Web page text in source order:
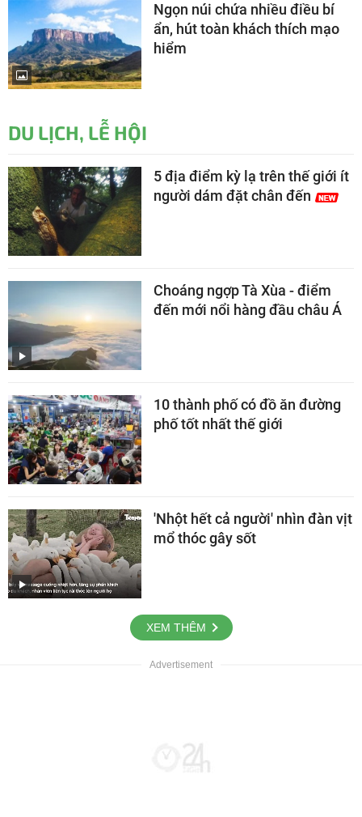
Ngọn núi chứa nhiều điều bí
ẩn, hút toàn khách thích mạo
hiểm
DU LỊCH, LỄ HỘI
5 địa điểm kỳ lạ trên thế giới ít
người dám đặt chân đến
Choáng ngợp Tà Xùa - điểm
đến mới nổi hàng đầu châu Á
10 thành phố có đồ ăn đường
phố tốt nhất thế giới
'Nhột hết cả người' nhìn đàn vịt
mổ thóc gây sốt
XEM THÊM